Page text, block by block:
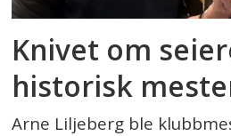
Knivet om
historisk
Arne Liljeberg ble